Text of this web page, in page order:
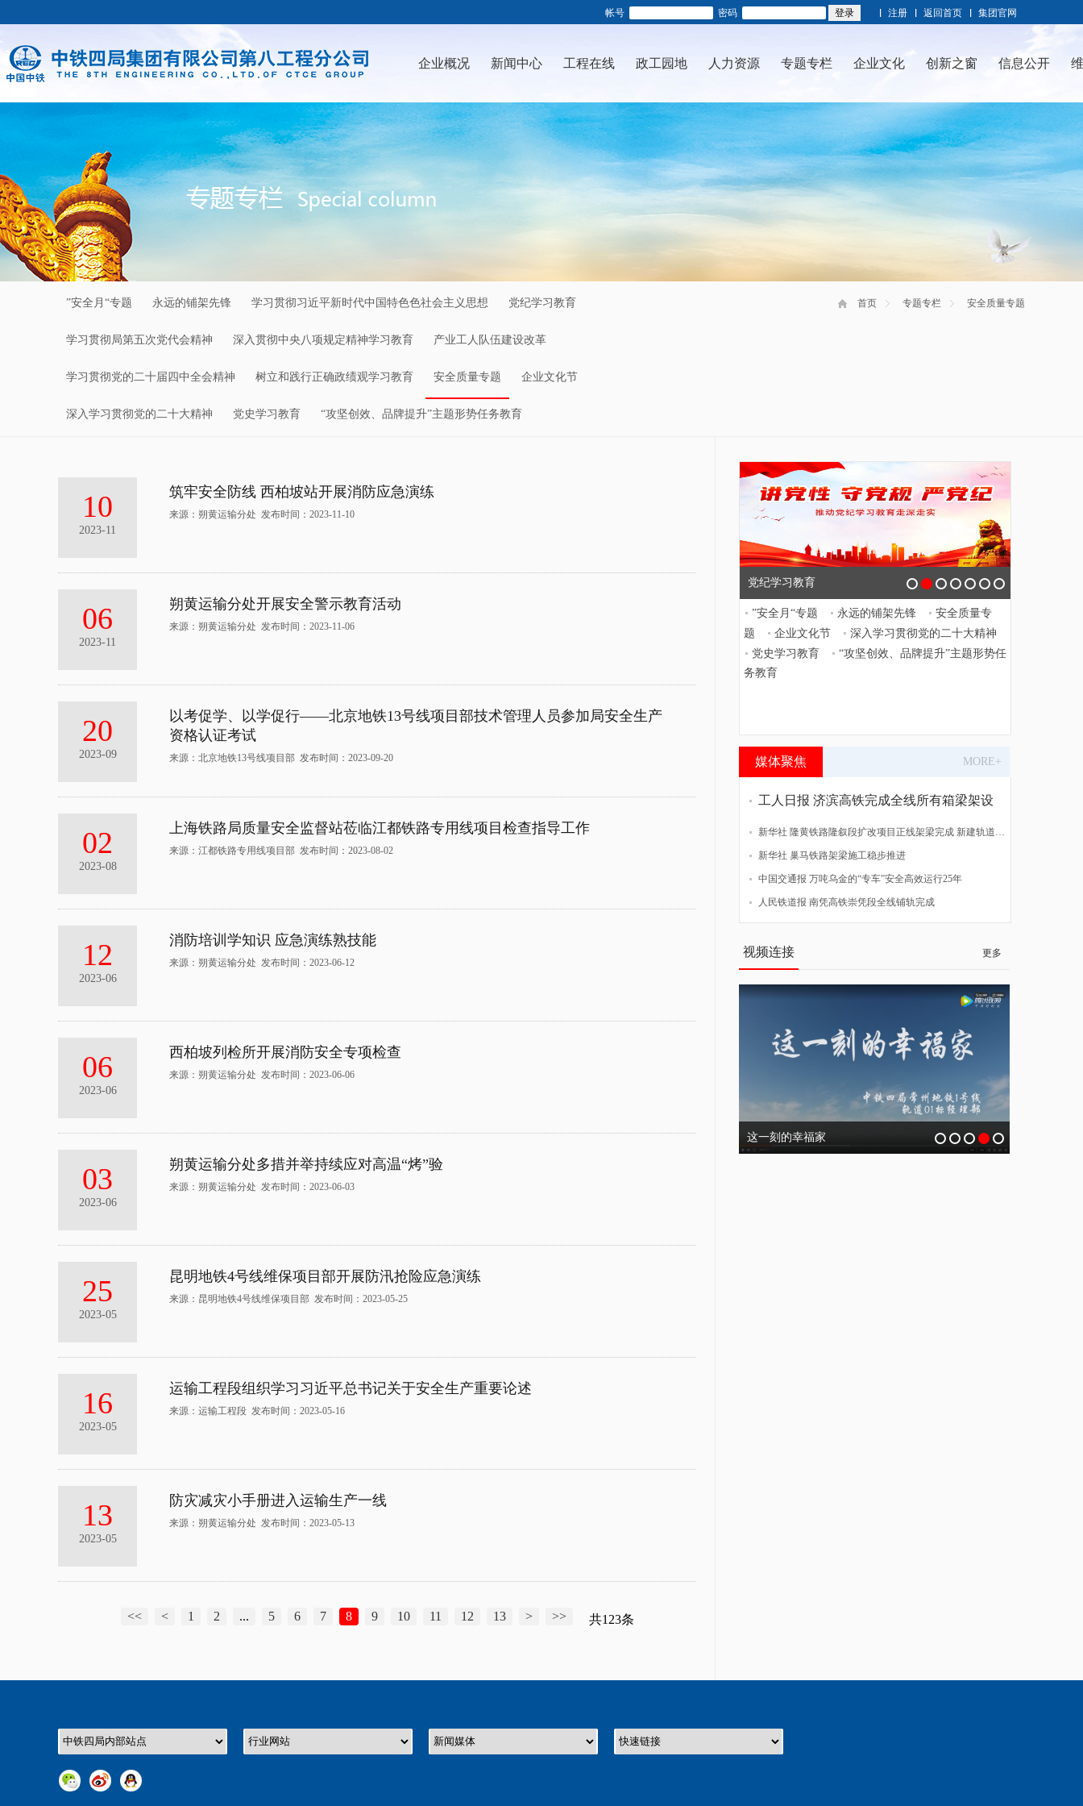
帐号 密码 注册 返回首页 集团官网
企业概况 新闻中心 工程在线 政工园地 人力资源 专题专栏 企业文化 创新之窗 信息公开
首页 专题专栏 安全质量专题
”安全月“专题 永远的铺架先锋 学习贯彻习近平新时代中国特色色社会主义思想 党纪学习教育
学习贯彻局第五次党代会精神 深入贯彻中央八项规定精神学习教育 产业工人队伍建设改革
学习贯彻党的二十届四中全会精神 树立和践行正确政绩观学习教育 安全质量专题 企业文化节
深入学习贯彻党的二十大精神 党史学习教育 “攻坚创效、品牌提升”主题形势任务教育
10
2023-11
筑牢安全防线 西柏坡站开展消防应急演练
来源：朔黄运输分处 发布时间：2023-11-10
06
2023-11
朔黄运输分处开展安全警示教育活动
来源：朔黄运输分处 发布时间：2023-11-06
20
2023-09
以考促学、以学促行——北京地铁13号线项目部技术管理人员参加局安全生产
资格认证考试
来源：北京地铁13号线项目部 发布时间：2023-09-20
02
2023-08
上海铁路局质量安全监督站莅临江都铁路专用线项目检查指导工作
来源：江都铁路专用线项目部 发布时间：2023-08-02
12
2023-06
消防培训学知识 应急演练熟技能
来源：朔黄运输分处 发布时间：2023-06-12
06
2023-06
西柏坡列检所开展消防安全专项检查
来源：朔黄运输分处 发布时间：2023-06-06
03
2023-06
朔黄运输分处多措并举持续应对高温“烤”验
来源：朔黄运输分处 发布时间：2023-06-03
25
2023-05
昆明地铁4号线维保项目部开展防汛抢险应急演练
来源：昆明地铁4号线维保项目部 发布时间：2023-05-25
16
2023-05
运输工程段组织学习习近平总书记关于安全生产重要论述
来源：运输工程段 发布时间：2023-05-16
13
2023-05
防灾减灾小手册进入运输生产一线
来源：朔黄运输分处 发布时间：2023-05-13
<< < 1 2 ... 5 6 7 8 9 10 11 12 13 > >> 共123条
党纪学习教育
”安全月“专题 永远的铺架先锋
安全质量专
题
企业文化节
深入学习贯彻党的二十大精神
党史学习教育
“攻坚创效、品牌提升”主题形势任
务教育
MORE+
媒体聚焦
工人日报 济滨高铁完成全线所有箱梁架设
新华社 隆黄铁路隆叙段扩改项目正线架梁完成 新建轨道贯通
新华社 巢马铁路架梁施工稳步推进
中国交通报 万吨乌金的“专车”安全高效运行25年
人民铁道报 南凭高铁崇凭段全线铺轨完成
更多
视频连接
这一刻的幸福家